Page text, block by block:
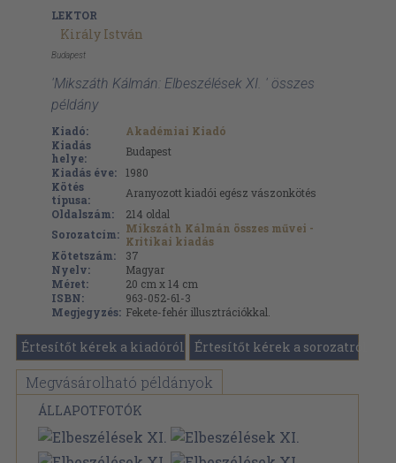
LEKTOR
Király István
Budapest
'Mikszáth Kálmán: Elbeszélések XI. ' összes
példány
Kiadó:
Akadémiai Kiadó
Kiadás
helye:
Budapest
Kiadás éve:
1980
Kötés
típusa:
Aranyozott kiadói egész vászonkötés
Oldalszám:
214 oldal
Sorozatcím: Mikszáth Kálmán összes művei -
Kritikai kiadás
Kötetszám:
37
Nyelv:
Magyar
Méret:
20 cm x 14 cm
ISBN:
963-052-61-3
Megjegyzés: Fekete-fehér illusztrációkkal.
Értesítőt kérek a kiadóról Értesítőt kérek a sorozatról
Megvásárolható példányok
ÁLLAPOTFOTÓK